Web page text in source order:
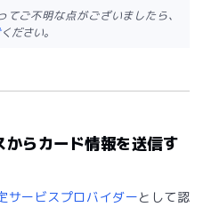
ご不明な点がございましたら、
ください。
らカード情報を送信す
サービスプロバイダーとして認